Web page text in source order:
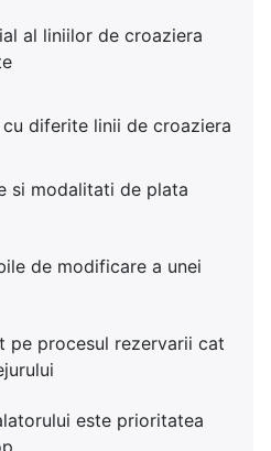
al liniilor de croaziera
diferite linii de croaziera
si modalitati de plata
de modificare a unei
pe procesul rezervarii cat
este prioritatea